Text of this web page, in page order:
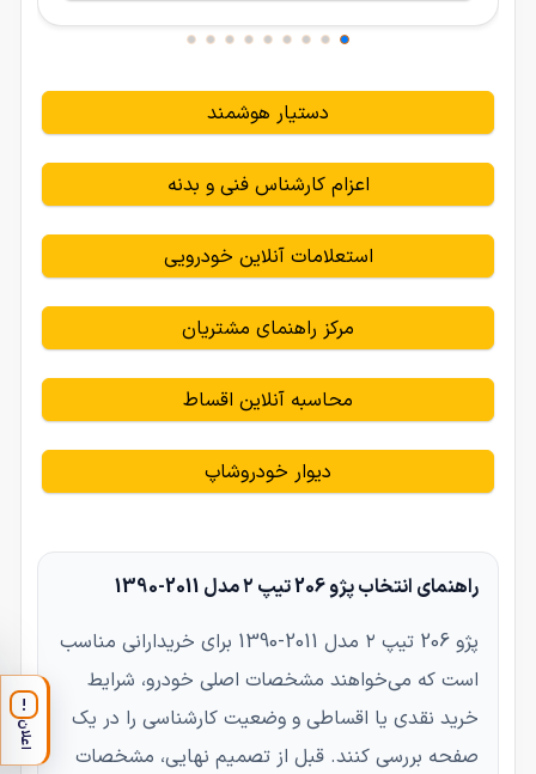
دستیار هوشمند
اعزام کارشناس فنی و بدنه
استعلامات آنلاین خودرویی
مرکز راهنمای مشتریان
محاسبه آنلاین اقساط
دیوار خودروشاپ
راهنمای انتخاب پژو 206 تیپ ۲ مدل 2011-1390
پژو 206 تیپ ۲ مدل 2011-1390 برای خریدارانی مناسب
است که می‌خواهند مشخصات اصلی خودرو، شرایط
خرید نقدی یا اقساطی و وضعیت کارشناسی را در یک
صفحه بررسی کنند. قبل از تصمیم نهایی، مشخصات
!
اعلان